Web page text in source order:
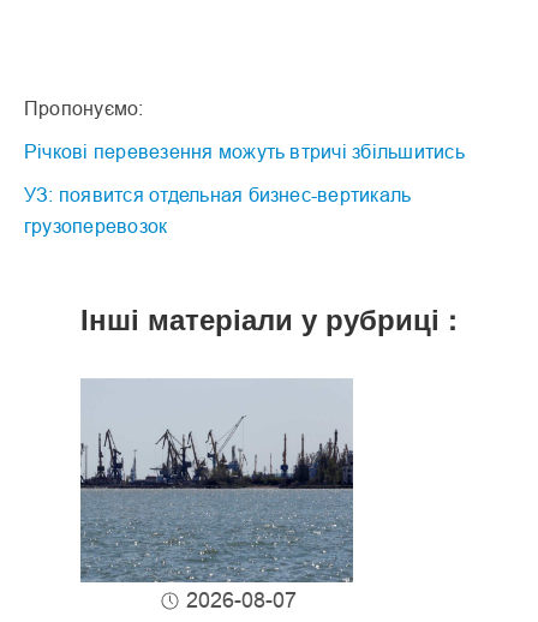
Пропонуємо:
Річкові перевезення можуть втричі збільшитись
УЗ: появится отдельная бизнес-вертикаль
грузоперевозок
Інші матеріали у рубриці :
2026-08-07